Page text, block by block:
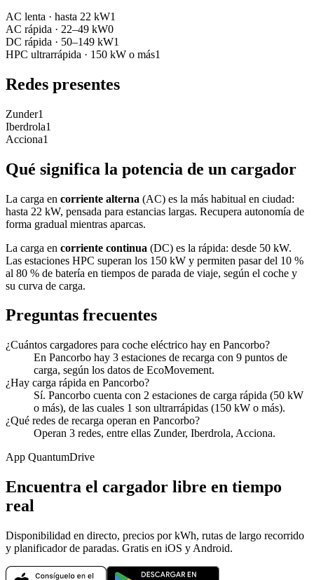
AC lenta · hasta 22 kW1
AC rápida · 22–49 kW0
DC rápida · 50–149 kW1
HPC ultrarrápida · 150 kW o más1
Redes presentes
Zunder1
Iberdrola1
Acciona1
Qué significa la potencia de un cargador
La carga en corriente alterna (AC) es la más habitual en ciudad:
hasta 22 kW, pensada para estancias largas. Recupera autonomía de
forma gradual mientras aparcas.
La carga en corriente continua (DC) es la rápida: desde 50 kW.
Las estaciones HPC superan los 150 kW y permiten pasar del 10 %
al 80 % de batería en tiempos de parada de viaje, según el coche y
su curva de carga.
Preguntas frecuentes
¿Cuántos cargadores para coche eléctrico hay en Pancorbo?
En Pancorbo hay 3 estaciones de recarga con 9 puntos de
carga, según los datos de EcoMovement.
¿Hay carga rápida en Pancorbo?
Sí. Pancorbo cuenta con 2 estaciones de carga rápida (50 kW
o más), de las cuales 1 son ultrarrápidas (150 kW o más).
¿Qué redes de recarga operan en Pancorbo?
Operan 3 redes, entre ellas Zunder, Iberdrola, Acciona.
App QuantumDrive
Encuentra el cargador libre en tiempo
real
Disponibilidad en directo, precios por kWh, rutas de largo recorrido
y planificador de paradas. Gratis en iOS y Android.